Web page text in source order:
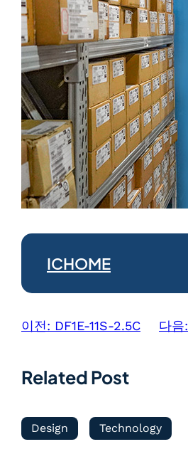
ICHOME
이전: DF1E-11S-2.5C 다음:
Related Post
Design Technology